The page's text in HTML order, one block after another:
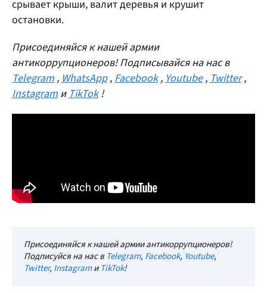
срывает крыши, валит деревья и крушит
остановки.
Присоединяйся к нашей армии
антикоррупционеров! Подписывайся на нас в
Telegram , WhatsApp , Facebook , Youtube , Twitter ,
Instagram и TikTok !
Присоединяйся к нашей армии антикоррупционеров!
Подписуйся на нас в Telegram, Facebook, Youtube,
Twitter, InstagramиTikTok!